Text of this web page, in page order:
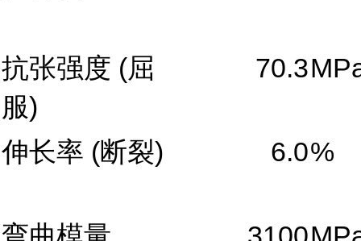
抗张强度 (屈
服)
70.3
伸长率 (断裂) 6.0%